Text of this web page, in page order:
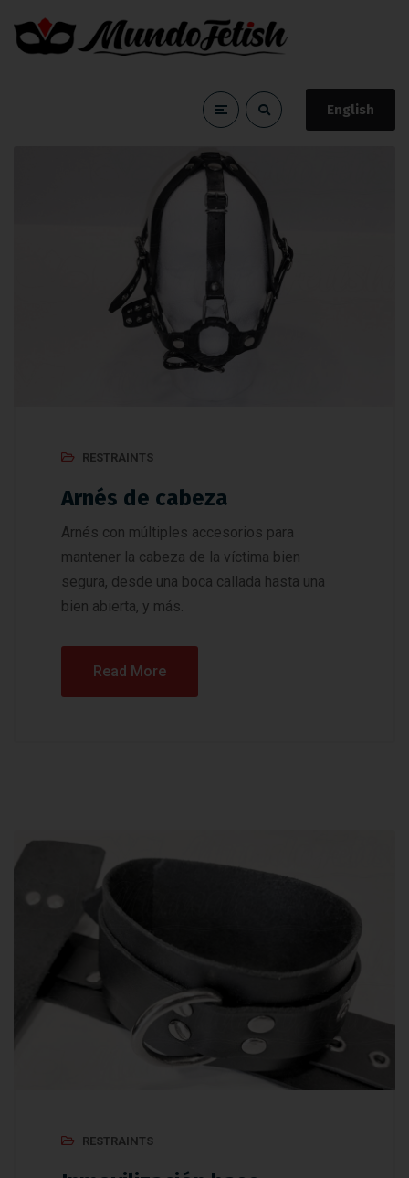
English
sensorial
sensorial
RESTRAINTS
Arnés de cabeza
Arnés con múltiples accesorios para
mantener la cabeza de la víctima bien
segura, desde una boca callada hasta una
bien abierta, y más.
Read More
RESTRAINTS